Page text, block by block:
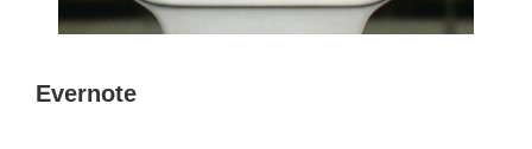
Evernote